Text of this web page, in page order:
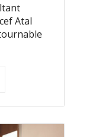
Atal